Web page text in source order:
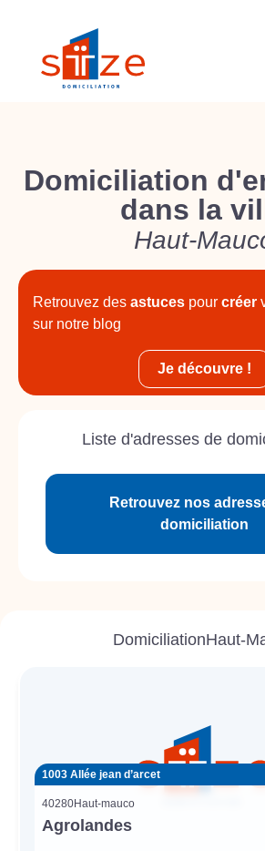
Domiciliation
dans la
Haut-
Retrouvez des astuces pour créer
sur notre blog
Je découvre !
Liste d'adresses de
Retrouvez nos
domiciliation
DomiciliationHaut-
1003 Allée jean d’arcet
40280Haut-mauco
Agrolandes